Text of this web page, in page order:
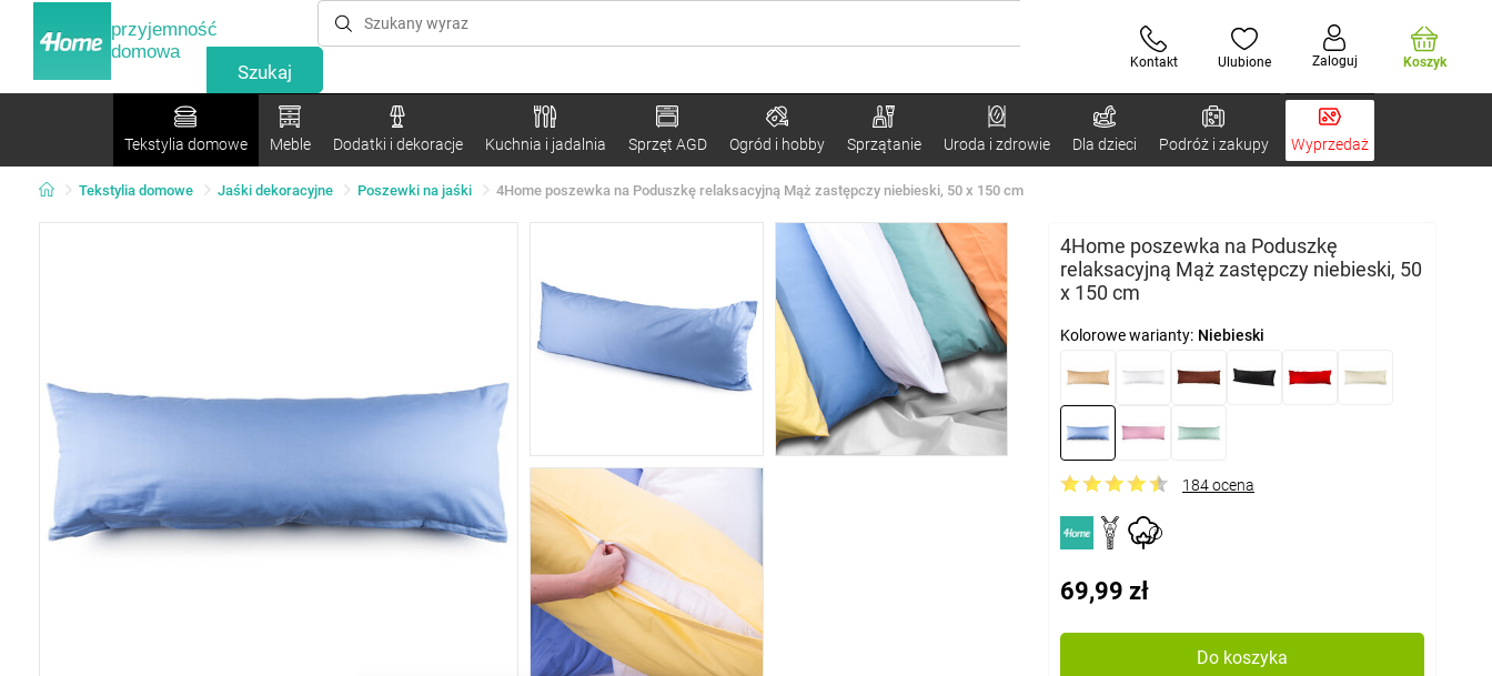
przyjemność
domowa
Kontakt Ulubione Zaloguj Koszyk
Tekstylia domowe Meble Dodatki i dekoracje Kuchnia i jadalnia Sprzęt AGD Ogród i hobby Sprzątanie Uroda i zdrowie Dla dzieci Podróż i zakupy Wyprzedaż
Tekstylia domowe Jaśki dekoracyjne Poszewki na jaśki 4Home poszewka na Poduszkę relaksacyjną Mąż zastępczy niebieski, 50 x 150 cm
4Home poszewka na Poduszkę
relaksacyjną Mąż zastępczy niebieski, 50
x 150 cm
Kolorowe warianty: Niebieski
184 ocena
69,99 zł
Do koszyka